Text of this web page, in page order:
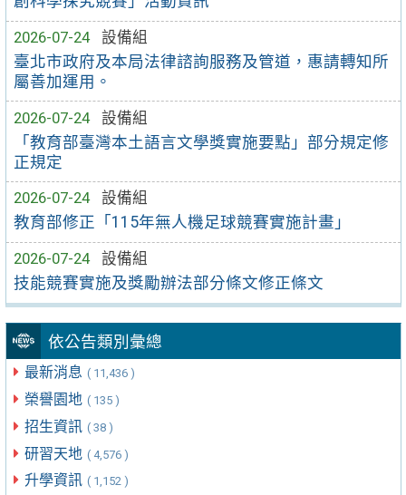
2026-07-24
設備組
臺北市政府及本局法律諮詢服務及管道，惠請轉知所
屬善加運用。
2026-07-24
設備組
「教育部臺灣本土語言文學獎實施要點」部分規定修
正規定
2026-07-24
設備組
教育部修正「115年無人機足球競賽實施計畫」
2026-07-24
設備組
技能競賽實施及獎勵辦法部分條文修正條文
依公告類別彙總
最新消息 ( 11,436 )
榮譽園地 ( 135 )
招生資訊 ( 38 )
研習天地 ( 4,576 )
升學資訊 ( 1,152 )